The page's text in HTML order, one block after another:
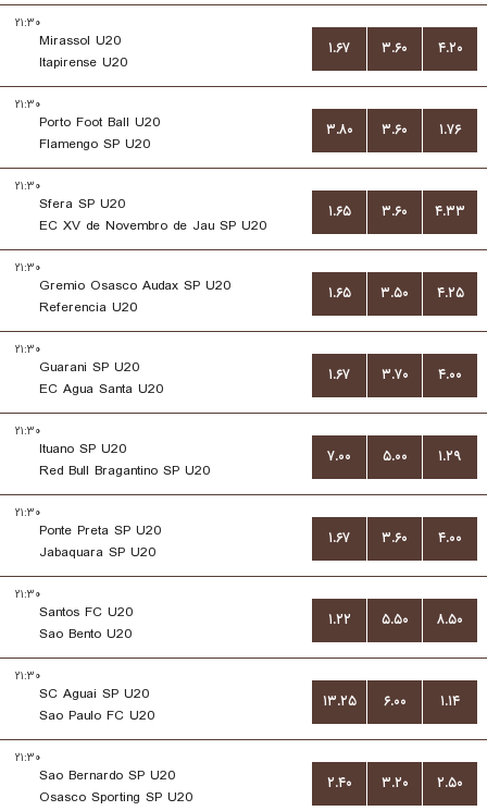
۲۱:۳۰
Mirassol U20
Itapirense U20
۱.۶۷ ۳.۶۰ ۴.۲۰
۲۱:۳۰
Porto Foot Ball U20
Flamengo SP U20
۳.۸۰ ۳.۶۰ ۱.۷۶
۲۱:۳۰
Sfera SP U20
EC XV de Novembro de Jau SP U20
۱.۶۵ ۳.۶۰ ۴.۳۳
۲۱:۳۰
Gremio Osasco Audax SP U20
Referencia U20
۱.۶۵ ۳.۵۰ ۴.۲۵
۲۱:۳۰
Guarani SP U20
EC Agua Santa U20
۱.۶۷ ۳.۷۰ ۴.۰۰
۲۱:۳۰
Ituano SP U20
Red Bull Bragantino SP U20
۷.۰۰ ۵.۰۰ ۱.۲۹
۲۱:۳۰
Ponte Preta SP U20
Jabaquara SP U20
۱.۶۷ ۳.۶۰ ۴.۰۰
۲۱:۳۰
Santos FC U20
Sao Bento U20
۱.۲۲ ۵.۵۰ ۸.۵۰
۲۱:۳۰
SC Aguai SP U20
Sao Paulo FC U20
۱۳.۲۵ ۶.۰۰ ۱.۱۴
۲۱:۳۰
Sao Bernardo SP U20
Osasco Sporting SP U20
۲.۴۰ ۳.۲۰ ۲.۵۰